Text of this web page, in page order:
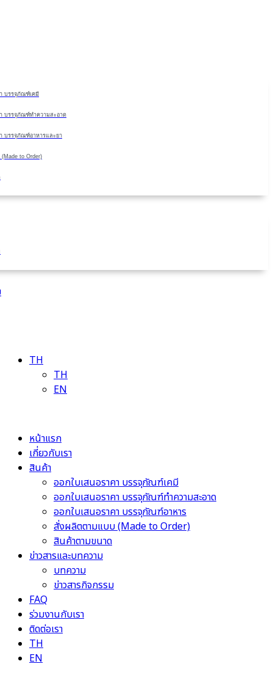
บรรจุภัณฑ์เคมี
า บรรจุภัณฑ์ทำความสะอาด
บรรจุภัณฑ์อาหารและยา
to Order)
TH
TH
EN
หน้าแรก
เกี่ยวกับเรา
สินค้า
ออกใบเสนอราคา บรรจุภัณฑ์เคมี
ออกใบเสนอราคา บรรจุภัณฑ์ทำความสะอาด
ออกใบเสนอราคา บรรจุภัณฑ์อาหาร
สั่งผลิตตามแบบ (Made to Order)
สินค้าตามขนาด
ข่าวสารและบทความ
บทความ
ข่าวสารกิจกรรม
FAQ
ร่วมงานกับเรา
ติดต่อเรา
TH
EN